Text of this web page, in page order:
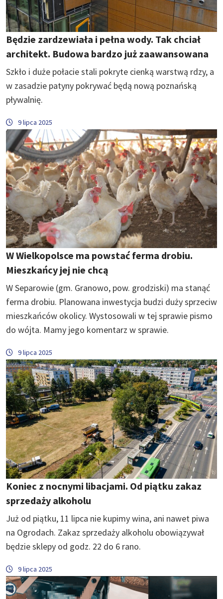
Będzie zardzewiała i pełna wody. Tak chciał
architekt. Budowa bardzo już zaawansowana
Szkło i duże połacie stali pokryte cienką warstwą rdzy, a
w zasadzie patyny pokrywać będą nową poznańską
pływalnię.
9 lipca 2025
W Wielkopolsce ma powstać ferma drobiu.
Mieszkańcy jej nie chcą
W Separowie (gm. Granowo, pow. grodziski) ma stanąć
ferma drobiu. Planowana inwestycja budzi duży sprzeciw
mieszkańców okolicy. Wystosowali w tej sprawie pismo
do wójta. Mamy jego komentarz w sprawie.
9 lipca 2025
Koniec z nocnymi libacjami. Od piątku zakaz
sprzedaży alkoholu
Już od piątku, 11 lipca nie kupimy wina, ani nawet piwa
na Ogrodach. Zakaz sprzedaży alkoholu obowiązywał
będzie sklepy od godz. 22 do 6 rano.
9 lipca 2025